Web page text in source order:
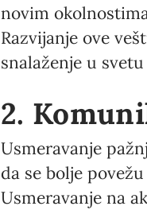
novim
Razvijanje ove
snalaženje u
2.
Usmeravanje
da se bolje
Usmeravanje na